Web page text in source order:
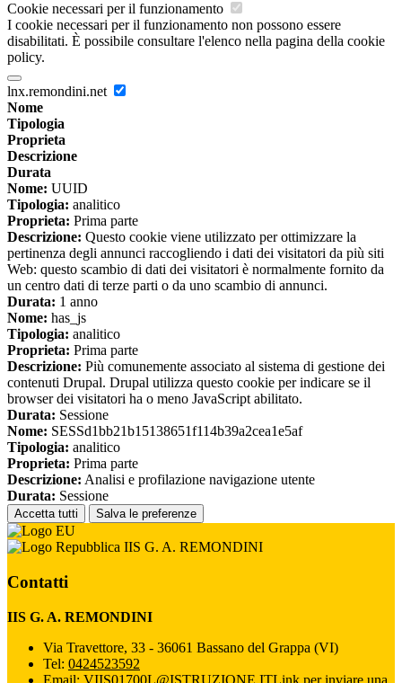
Cookie necessari per il funzionamento
I cookie necessari per il funzionamento non possono essere
disabilitati. È possibile consultare l'elenco nella pagina della cookie
policy.
lnx.remondini.net
Nome
Tipologia
Proprieta
Descrizione
Durata
Nome: UUID
Tipologia: analitico
Proprieta: Prima parte
Descrizione: Questo cookie viene utilizzato per ottimizzare la
pertinenza degli annunci raccogliendo i dati dei visitatori da più siti
Web: questo scambio di dati dei visitatori è normalmente fornito da
un centro dati di terze parti o da uno scambio di annunci.
Durata: 1 anno
Nome: has_js
Tipologia: analitico
Proprieta: Prima parte
Descrizione: Più comunemente associato al sistema di gestione dei
contenuti Drupal. Drupal utilizza questo cookie per indicare se il
browser dei visitatori ha o meno JavaScript abilitato.
Durata: Sessione
Nome: SESSd1bb21b15138651f114b39a2cea1e5af
Tipologia: analitico
Proprieta: Prima parte
Descrizione: Analisi e profilazione navigazione utente
Durata: Sessione
Accetta tutti Salva le preferenze
IIS G. A. REMONDINI
Contatti
IIS G. A. REMONDINI
Via Travettore, 33 - 36061 Bassano del Grappa (VI)
Tel: 0424523592
Email: VIIS01700L@ISTRUZIONE.ITLink per inviare una